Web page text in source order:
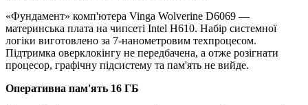
«Фундамент» комп'ютера Vinga Wolverine D6069 —
материнська плата на чипсеті Intel H610. Набір системної
логіки виготовлено за 7-нанометровим техпроцесом.
Підтримка оверклокінгу не передбачена, а отже розігнати
процесор, графічну підсистему та пам'ять не вийде.
Оперативна пам'ять 16 ГБ